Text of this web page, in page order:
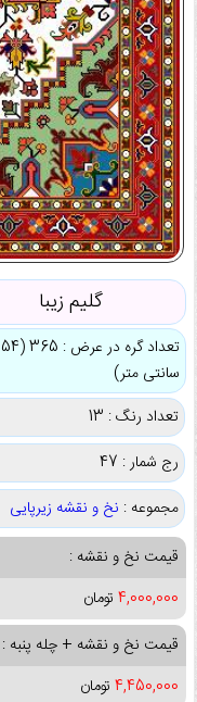
گلیم زیبا
تعداد گره در عرض : 365 (54
سانتی متر)
تعداد رنگ : 13
رج شمار : 47
مجموعه : نخ و نقشه زیرپایی
قیمت نخ و نقشه :
4,000,000 تومان
قیمت نخ و نقشه + چله پنبه :
4,450,000 تومان